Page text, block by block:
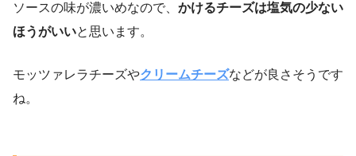
ソースの味が濃いめなので、 かけるチーズは塩気の少ない
ほうがいいと思います。
モッツァレラチーズやクリームチーズなどが良さそうです
ね。